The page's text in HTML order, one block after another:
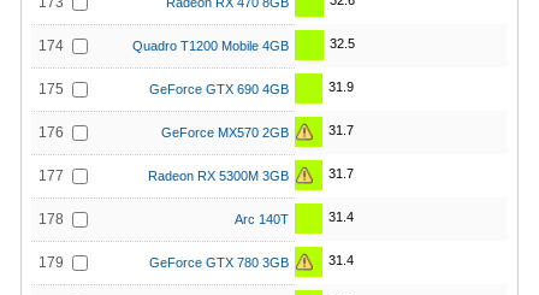
174 Quadro T1200 Mobile 4GB 32.5
175 GeForce GTX 690 4GB 31.9
176 GeForce MX570 2GB 31.7
177 Radeon RX 5300M 3GB 31.7
178 Arc 140T 31.4
179 GeForce GTX 780 3GB 31.4